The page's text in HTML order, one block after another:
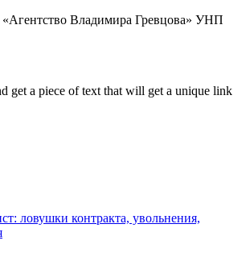
Владимира Гревцова» УНП
get a piece of text that will get a unique link
ловушки контракта, увольнения,